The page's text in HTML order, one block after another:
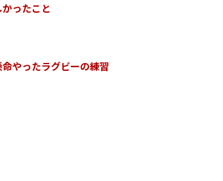
ったこと
やったラグビーの練習